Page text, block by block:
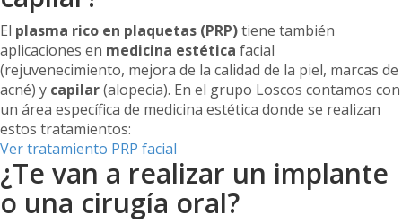
El plasma rico en plaquetas (PRP)tiene también
aplicaciones en medicina estética facial
(rejuvenecimiento, mejora de la calidad de la piel, marcas de
acné) y capilar(alopecia). En el grupo Loscos contamos con
un área específica de medicina estética donde se realizan
estos tratamientos:
Ver tratamiento PRP facial
¿Te van a realizar un implante
o una cirugía oral?